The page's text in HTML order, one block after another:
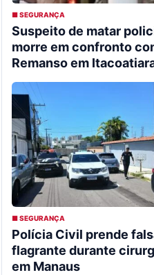
■ SEGURANÇA
Suspeito de matar
morre em confronto
Remanso em
■ SEGURANÇA
Polícia Civil prende
flagrante durante
em Manaus